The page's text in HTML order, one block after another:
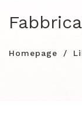
Homepage